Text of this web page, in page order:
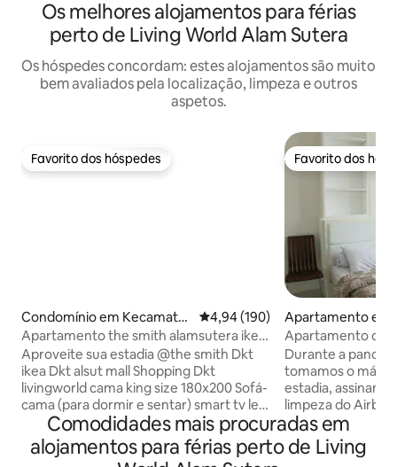
Os melhores alojamentos para férias
perto de Living World Alam Sutera
Os hóspedes concordam: estes alojamentos são muito
bem avaliados pela localização, limpeza e outros
aspetos.
Favorito dos hóspedes
Favorito dos hóspedes
Condomínio em Kecamata
n Serpong Utara
Classificação média de 4,94 em
4,94 (190)
Apartamento the smith alamsutera ikea
jpo jkt banten
Aproveite sua estadia @the smith Dkt
ikea Dkt alsut mall Shopping Dkt
livingworld cama king size 180x200 Sofá-
cama (para dormir e sentar) smart tv led
(youtube, netflix, wetv, dll) login Panela
de arroz Dispensador quente e frio
Refrigerador fogão Setrika Aquecedor
Favorito dos
Favorito dos
Apartamento em
tara
Apartamento de
em Alam Sutera
Durante a
tomamos o
estadia,
limpeza do
empenhados em
apartamento
e desinfetado
Comodidades mais procuradas em
alojamentos para férias perto de Living